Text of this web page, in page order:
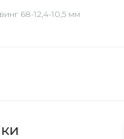
68-12,4-10,5 мм